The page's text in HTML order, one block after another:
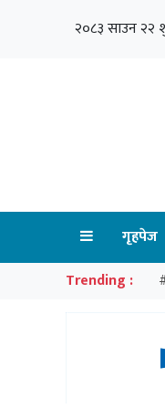
२०८३ साउन २२
गृहपेज
Trending :